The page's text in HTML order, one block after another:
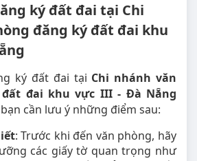
ký đất đai tại Chi
đăng ký đất đai khu
ký đất đai tại Chi nhánh văn
đai khu vực III - Đà Nẵng
cần lưu ý những điểm sau:
: Trước khi đến văn phòng, hãy
các giấy tờ quan trọng như